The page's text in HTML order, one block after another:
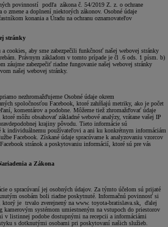
povinností podľa zákona č. 54/2019 Z. z. o ochrane
zmene a doplnení niektorých zákonov. Osobné údaje
konania a Úradu na ochranu oznamovateľov
stránky
a cookies, aby sme zabezpečili funkčnosť našej webovej stránky
Právnym základom v tomto prípade je čl .6 ods. 1 písm. b)
záujme zabezpečiť riadne fungovanie našej webovej stránky
našej webovej stránky.
nezhromažďujeme Osobné údaje okrem
spoločnosťou Facebook, ktoré zahŕňajú metriky, ako je počet
komentárov a podobne. Môžeme tiež zhromažďovať údaje
môžu obsahovať základné webové analýzy, vrátane vašej IP
krajiny pôvodu. Tieto informácie sú
k individuálnemu používateľovi a ani ku konkrétnym informáciám
Facebook. Získané údaje spracúvame k analyzovaniu vzorcov
stránok a poskytovaniu informácií, ktoré sú pre vás
a Zákona
o spracúvaní jej osobných údajov. Za týmto účelom sú prijaté
osobám boli riadne poskytnuté. Informačnú povinnosť si
je trvalo zverejnený na www. toyota-bratislava.sk, ďalej
systémom umiestneným na vstupoch do priestorov
v listinnej podobe dostupnými na recepcii a informáciámi
s dotknutými osobami pri poskytovaní našich služieb.